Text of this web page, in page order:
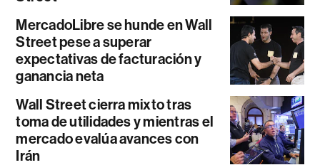
MercadoLibre se hunde en Wall
Street pese a superar
expectativas de facturación y
ganancia neta
Wall Street cierra mixto tras
toma de utilidades y mientras el
mercado evalúa avances con
Irán